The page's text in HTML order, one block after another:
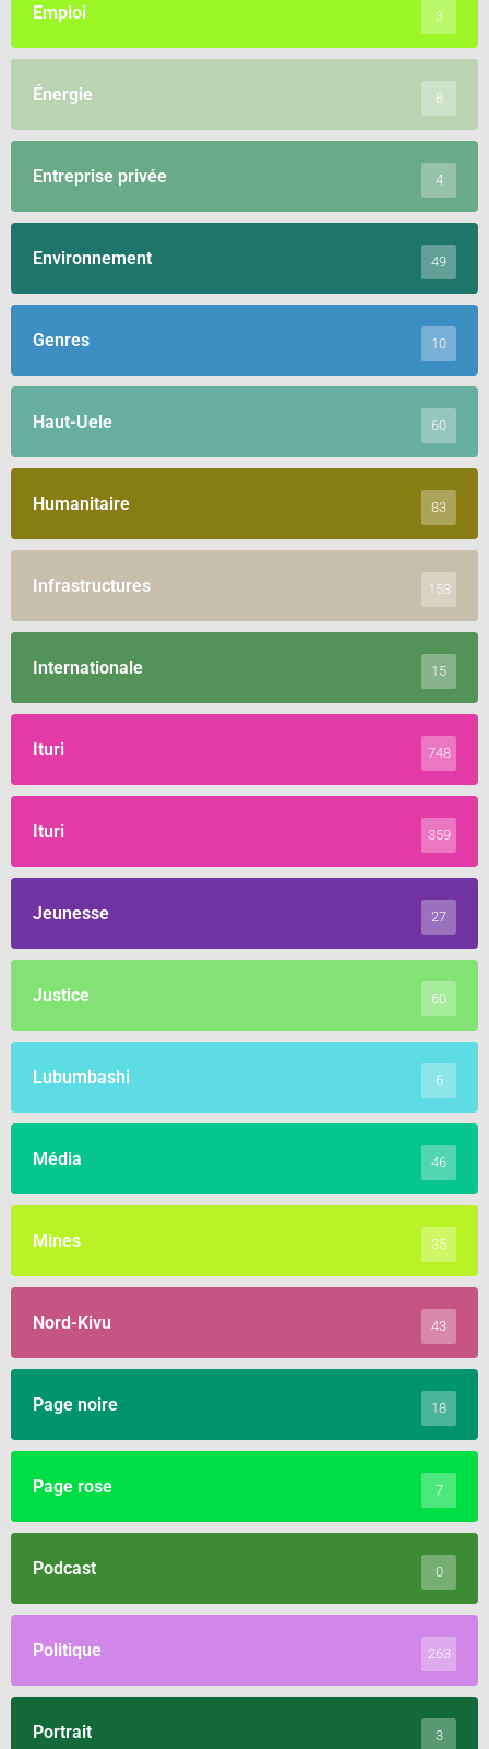
Emploi 3
Énergie 8
Entreprise privée 4
Environnement 49
Genres 10
Haut-Uele 60
Humanitaire 83
Infrastructures 153
Internationale 15
Ituri 748
Ituri 359
Jeunesse 27
Justice 60
Lubumbashi 6
Média 46
Mines 35
Nord-Kivu 43
Page noire 18
Page rose 7
Podcast 0
Politique 263
Portrait 3